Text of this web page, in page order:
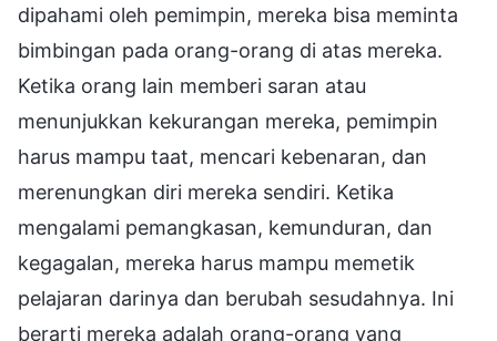
dipahami oleh pemimpin, mereka bisa meminta
bimbingan pada orang-orang di atas mereka.
Ketika orang lain memberi saran atau
menunjukkan kekurangan mereka, pemimpin
harus mampu taat, mencari kebenaran, dan
merenungkan diri mereka sendiri. Ketika
mengalami pemangkasan, kemunduran, dan
kegagalan, mereka harus mampu memetik
pelajaran darinya dan berubah sesudahnya. Ini
berarti mereka adalah orang-orang yang